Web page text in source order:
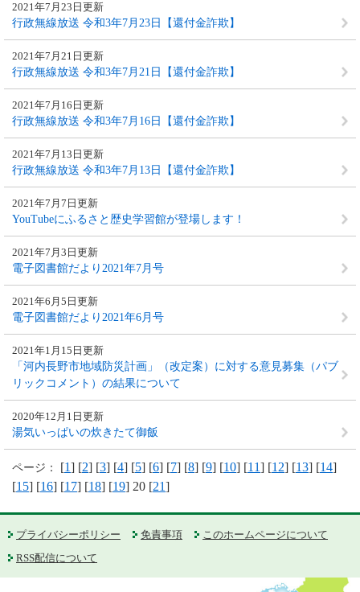
行政無線放送 令和3年7月23日【還付金詐欺】
2021年7月23日更新
行政無線放送 令和3年7月21日【還付金詐欺】
2021年7月21日更新
行政無線放送 令和3年7月16日【還付金詐欺】
2021年7月16日更新
行政無線放送 令和3年7月13日【還付金詐欺】
2021年7月13日更新
YouTubeにふるさと歴史学習館が登場します！
2021年7月7日更新
電子図書館だより2021年7月号
2021年7月3日更新
電子図書館だより2021年6月号
2021年6月5日更新
「河内長野市地域防災計画」（改定案）に対する意見募集（パブ
リックコメント）の結果について
2021年1月15日更新
湯気いっぱいの炊きたて御飯
2020年12月1日更新
ページ： [1] [2] [3] [4] [5] [6] [7] [8] [9] [10] [11] [12] [13] [14]
[15] [16] [17] [18] [19] 20 [21]
プライバシーポリシー 免責事項
このホームページについて
RSS配信について